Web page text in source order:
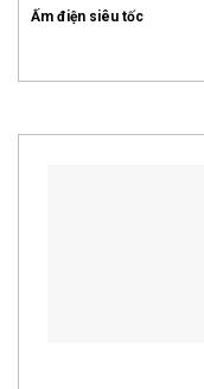
Ấm điện siêu tốc